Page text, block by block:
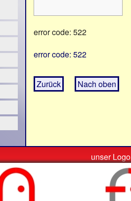
error code: 522
error code: 522
Zurück Nach oben
unser Logo